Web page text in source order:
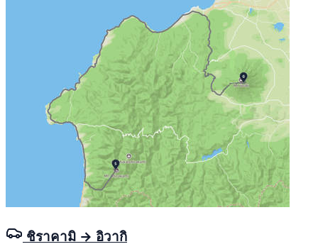
ชิราคามิ → อิวากิ